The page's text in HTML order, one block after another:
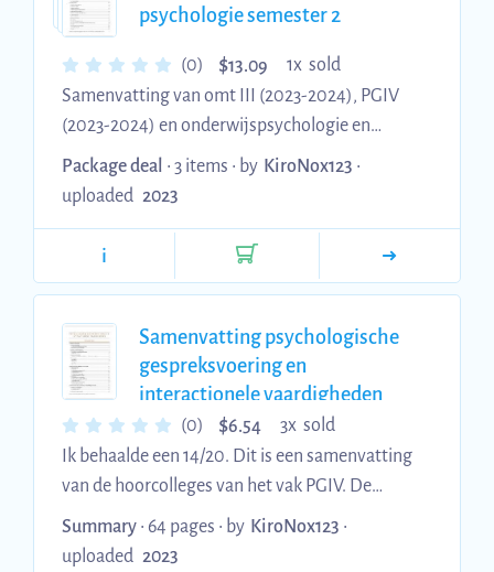
psychologie semester 2
(0) $13.09
1x sold
Samenvatting van omt III (2023-2024), PGIV
(2023-2024) en onderwijspsychologie en
leerstoornissen (2024-2025). Ze bevatten beide
de slides en notities van de hoorcolleges. *Kan
Package deal • 3 items • by KiroNox123 •
uploaded 2023
i
Samenvatting psychologische
gespreksvoering en
interactionele vaardigheden
(0) $6.54
3x sold
Ik behaalde een 14/20. Dit is een samenvatting
van de hoorcolleges van het vak PGIV. De
samenvatting bevat slides en notities van
tijdens de les. Alsook de oefenvragen die in het
Summary • 64 pages • by KiroNox123 •
uploaded 2023